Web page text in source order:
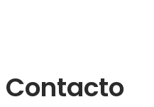
Contacto